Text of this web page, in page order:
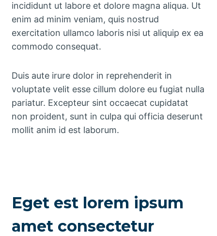
incididunt ut labore et dolore magna aliqua. Ut
enim ad minim veniam, quis nostrud
exercitation ullamco laboris nisi ut aliquip ex ea
commodo consequat.
Duis aute irure dolor in reprehenderit in
voluptate velit esse cillum dolore eu fugiat nulla
pariatur. Excepteur sint occaecat cupidatat
non proident, sunt in culpa qui officia deserunt
mollit anim id est laborum.
Eget est lorem ipsum
amet consectetur